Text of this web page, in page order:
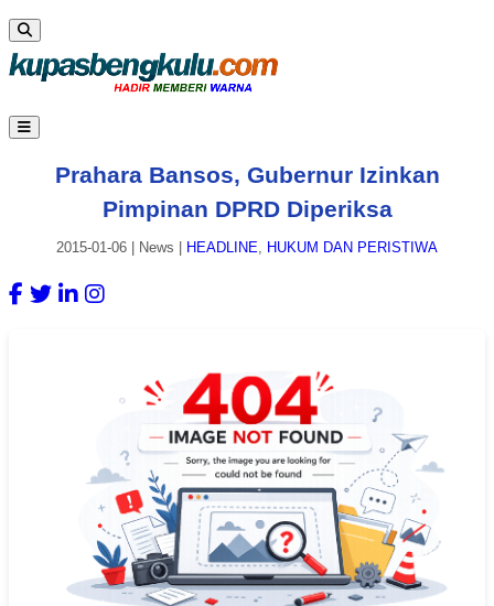
Prahara Bansos, Gubernur Izinkan
Pimpinan DPRD Diperiksa
2015-01-06 News HEADLINE, HUKUM DAN PERISTIWA